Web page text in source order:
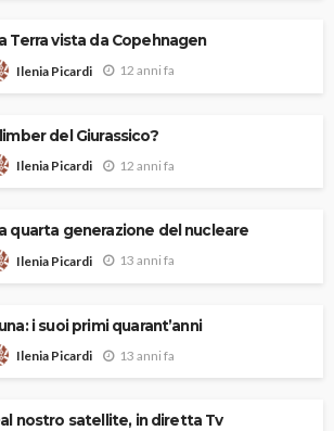
Terra vista da Copehnagen
Ilenia Picardi 12 anni fa
del Giurassico?
Ilenia Picardi 12 anni fa
quarta generazione del nucleare
Ilenia Picardi 13 anni fa
i suoi primi quarant’anni
Ilenia Picardi 13 anni fa
nostro satellite, in diretta Tv